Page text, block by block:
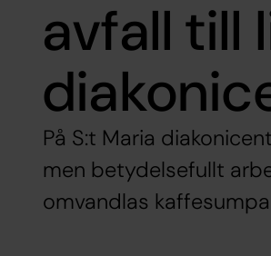
avfall till
På S:t Maria
men betydelsefullt
omvandlas